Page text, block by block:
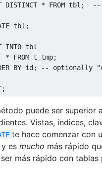
DISTINCT * FROM tbl ; --
tbl ;
INTO
* FROM t_tmp;
BY id; --
;
puede ser superior
Vistas, índices,
te hace comenzar con
es mucho más rápido
más rápido con tablas